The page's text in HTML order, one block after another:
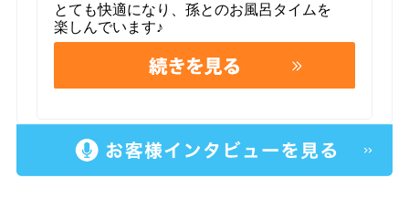
とても快適になり、孫とのお風呂タイムを
楽しんでいます♪